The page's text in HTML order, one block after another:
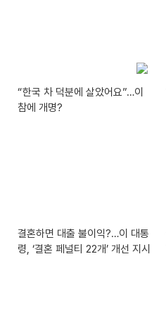
“한국 차 덕분에 살았어요”…이
참에 개명?
결혼하면 대출 불이익?…이 대통
령, ‘결혼 페널티 22개’ 개선 지시